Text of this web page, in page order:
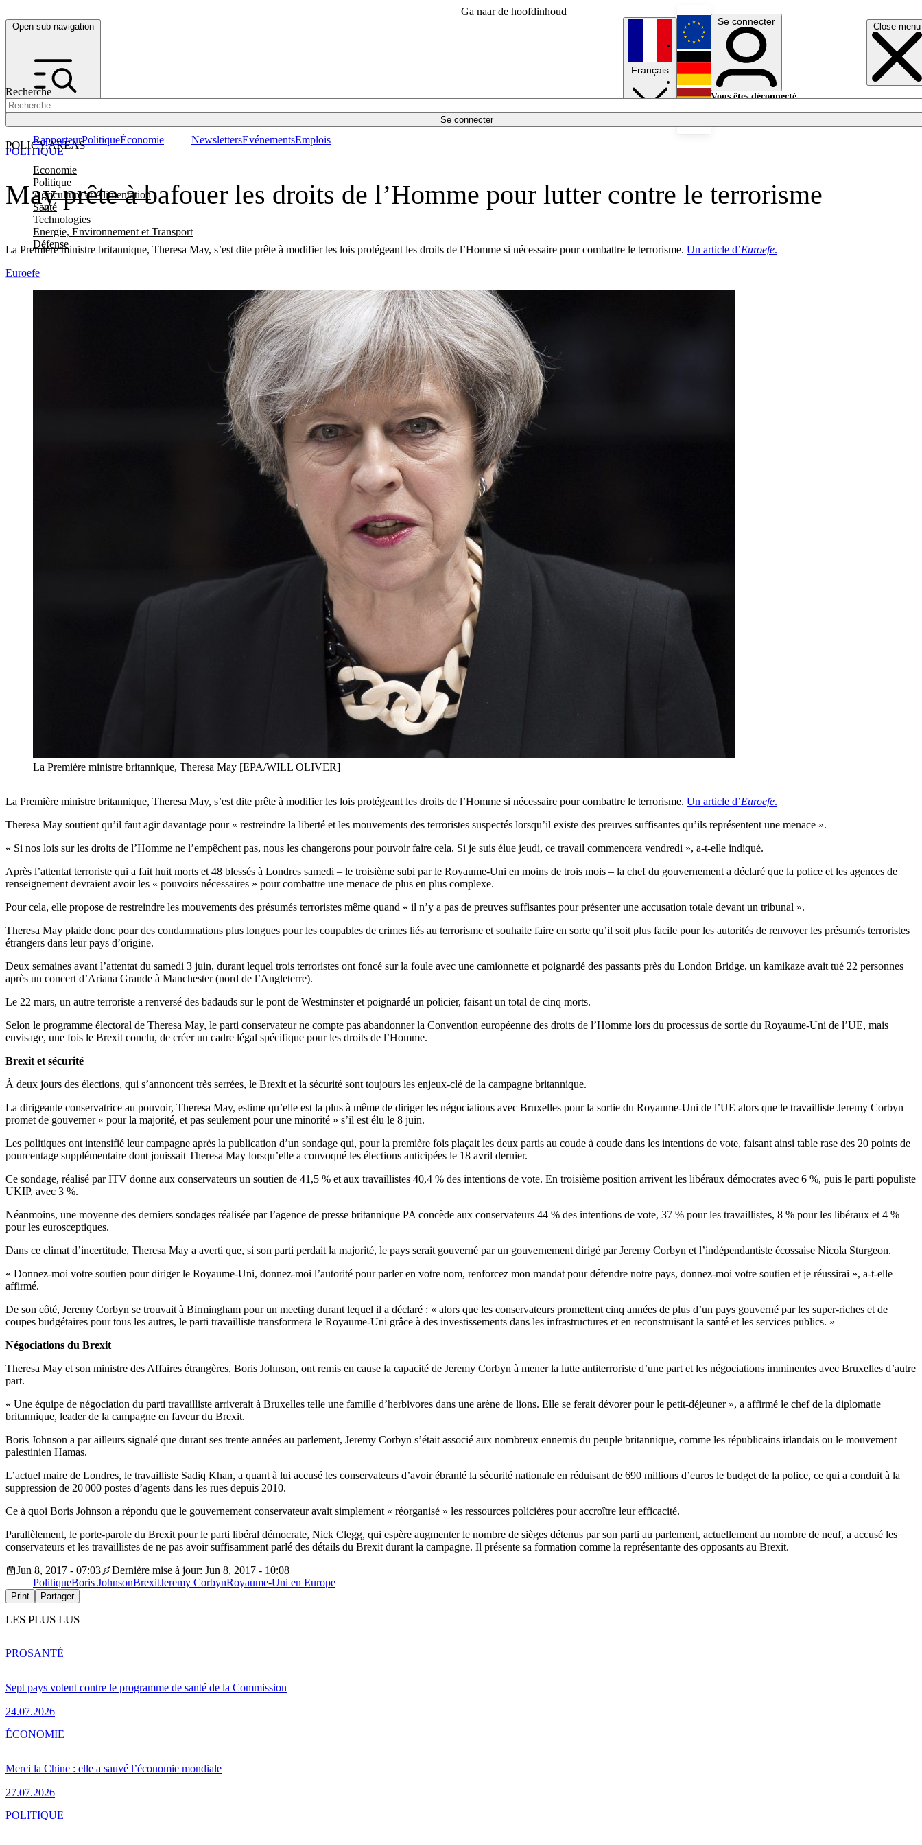
Ga naar de hoofdinhoud
Open sub navigation Close menu
Recherche
Se connecter
POLICY AREAS
Economie
Politique
Agriculture et Alimentation
Santé
Technologies
Energie, Environnement et Transport
Défense
RapporteurPolitiqueÉconomie NewslettersEvénementsEmplois
Français
English
Deutsch
Se connecter
Vous êtes déconnecté.
May prête à bafouer les droits de l’Homme pour lutter contre le terrorisme
La Première ministre britannique, Theresa May, s’est dite prête à modifier les lois protégeant les droits de l’Homme si nécessaire pour combattre le terrorisme. Un article d’Euroefe.
POLITIQUE
Euroefe
La Première ministre britannique, Theresa May [EPA/WILL OLIVER]
La Première ministre britannique, Theresa May, s’est dite prête à modifier les lois protégeant les droits de l’Homme si nécessaire pour combattre le terrorisme. Un article d’Euroefe.
Theresa May soutient qu’il faut agir davantage pour « restreindre la liberté et les mouvements des terroristes suspectés lorsqu’il existe des preuves suffisantes qu’ils représentent une menace ».
« Si nos lois sur les droits de l’Homme ne l’empêchent pas, nous les changerons pour pouvoir faire cela. Si je suis élue jeudi, ce travail commencera vendredi », a-t-elle indiqué.
Après l’attentat terroriste qui a fait huit morts et 48 blessés à Londres samedi – le troisième subi par le Royaume-Uni en moins de trois mois – la chef du gouvernement a déclaré que la police et les agences de
renseignement devraient avoir les « pouvoirs nécessaires » pour combattre une menace de plus en plus complexe.
Pour cela, elle propose de restreindre les mouvements des présumés terroristes même quand « il n’y a pas de preuves suffisantes pour présenter une accusation totale devant un tribunal ».
Theresa May plaide donc pour des condamnations plus longues pour les coupables de crimes liés au terrorisme et souhaite faire en sorte qu’il soit plus facile pour les autorités de renvoyer les présumés terroristes
étrangers dans leur pays d’origine.
Deux semaines avant l’attentat du samedi 3 juin, durant lequel trois terroristes ont foncé sur la foule avec une camionnette et poignardé des passants près du London Bridge, un kamikaze avait tué 22 personnes
après un concert d’Ariana Grande à Manchester (nord de l’Angleterre).
Le 22 mars, un autre terroriste a renversé des badauds sur le pont de Westminster et poignardé un policier, faisant un total de cinq morts.
Selon le programme électoral de Theresa May, le parti conservateur ne compte pas abandonner la Convention européenne des droits de l’Homme lors du processus de sortie du Royaume-Uni de l’UE, mais
envisage, une fois le Brexit conclu, de créer un cadre légal spécifique pour les droits de l’Homme.
Brexit et sécurité
À deux jours des élections, qui s’annoncent très serrées, le Brexit et la sécurité sont toujours les enjeux-clé de la campagne britannique.
La dirigeante conservatrice au pouvoir, Theresa May, estime qu’elle est la plus à même de diriger les négociations avec Bruxelles pour la sortie du Royaume-Uni de l’UE alors que le travailliste Jeremy Corbyn
promet de gouverner « pour la majorité, et pas seulement pour une minorité » s’il est élu le 8 juin.
Les politiques ont intensifié leur campagne après la publication d’un sondage qui, pour la première fois plaçait les deux partis au coude à coude dans les intentions de vote, faisant ainsi table rase des 20 points de
pourcentage supplémentaire dont jouissait Theresa May lorsqu’elle a convoqué les élections anticipées le 18 avril dernier.
Ce sondage, réalisé par ITV donne aux conservateurs un soutien de 41,5 % et aux travaillistes 40,4 % des intentions de vote. En troisième position arrivent les libéraux démocrates avec 6 %, puis le parti populiste
UKIP, avec 3 %.
Néanmoins, une moyenne des derniers sondages réalisée par l’agence de presse britannique PA concède aux conservateurs 44 % des intentions de vote, 37 % pour les travaillistes, 8 % pour les libéraux et 4 %
pour les eurosceptiques.
Dans ce climat d’incertitude, Theresa May a averti que, si son parti perdait la majorité, le pays serait gouverné par un gouvernement dirigé par Jeremy Corbyn et l’indépendantiste écossaise Nicola Sturgeon.
« Donnez-moi votre soutien pour diriger le Royaume-Uni, donnez-moi l’autorité pour parler en votre nom, renforcez mon mandat pour défendre notre pays, donnez-moi votre soutien et je réussirai », a-t-elle
affirmé.
De son côté, Jeremy Corbyn se trouvait à Birmingham pour un meeting durant lequel il a déclaré : « alors que les conservateurs promettent cinq années de plus d’un pays gouverné par les super-riches et de
coupes budgétaires pour tous les autres, le parti travailliste transformera le Royaume-Uni grâce à des investissements dans les infrastructures et en reconstruisant la santé et les services publics. »
Négociations du Brexit
Theresa May et son ministre des Affaires étrangères, Boris Johnson, ont remis en cause la capacité de Jeremy Corbyn à mener la lutte antiterroriste d’une part et les négociations imminentes avec Bruxelles d’autre
part.
« Une équipe de négociation du parti travailliste arriverait à Bruxelles telle une famille d’herbivores dans une arène de lions. Elle se ferait dévorer pour le petit-déjeuner », a affirmé le chef de la diplomatie
britannique, leader de la campagne en faveur du Brexit.
Boris Johnson a par ailleurs signalé que durant ses trente années au parlement, Jeremy Corbyn s’était associé aux nombreux ennemis du peuple britannique, comme les républicains irlandais ou le mouvement
palestinien Hamas.
L’actuel maire de Londres, le travailliste Sadiq Khan, a quant à lui accusé les conservateurs d’avoir ébranlé la sécurité nationale en réduisant de 690 millions d’euros le budget de la police, ce qui a conduit à la
suppression de 20 000 postes d’agents dans les rues depuis 2010.
Ce à quoi Boris Johnson a répondu que le gouvernement conservateur avait simplement « réorganisé » les ressources policières pour accroître leur efficacité.
Parallèlement, le porte-parole du Brexit pour le parti libéral démocrate, Nick Clegg, qui espère augmenter le nombre de sièges détenus par son parti au parlement, actuellement au nombre de neuf, a accusé les
conservateurs et les travaillistes de ne pas avoir suffisamment parlé des détails du Brexit durant la campagne. Il présente sa formation comme la représentante des opposants au Brexit.
Jun 8, 2017 - 07:03
Dernière mise à jour: Jun 8, 2017 - 10:08
PolitiqueBoris JohnsonBrexitJeremy CorbynRoyaume-Uni en Europe
Print Partager
LES PLUS LUS
Sept pays votent contre le programme de santé de la Commission
24.07.2026
PROSANTÉ
Merci la Chine : elle a sauvé l’économie mondiale
27.07.2026
ÉCONOMIE
POLITIQUE